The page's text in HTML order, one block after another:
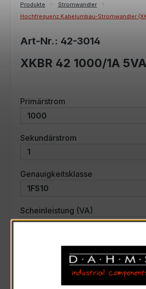
Produkte
Stromwandler
Hochfrequenz Kabelumbau-Stromwandler
Art-Nr.: 42-3014
XKBR 42 1000/1A
Primärstrom
Sekundärstrom
Genauigkeitsklasse
Scheinleistung (VA)